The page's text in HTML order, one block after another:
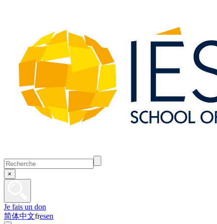
×
Je fais un don
简体中文fresen